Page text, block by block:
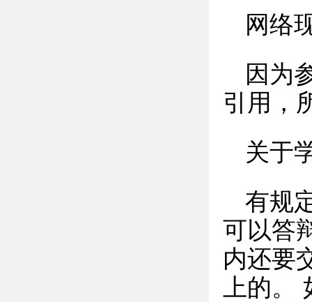
网络
因为
引用，
关于
有规
可以答
内还要
上的